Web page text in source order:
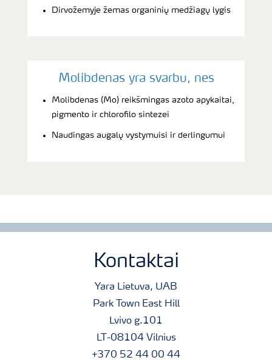
Dirvožemyje žemas organinių medžiagų lygis
Molibdenas yra svarbu, nes
Molibdenas (Mo) reikšmingas azoto apykaitai,
pigmento ir chlorofilo sintezei
Naudingas augalų vystymuisi ir derlingumui
Kontaktai
Yara Lietuva, UAB
Park Town East Hill
Lvivo g.101
LT-08104 Vilnius
+370 52 44 00 44